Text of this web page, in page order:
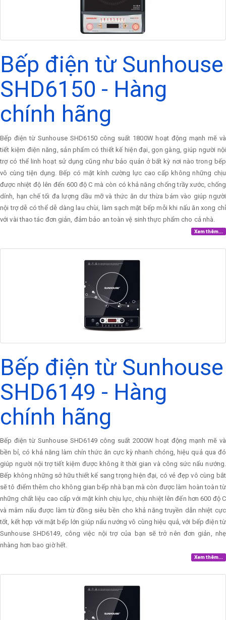
Bếp điện từ Sunhouse
SHD6150 - Hàng
chính hãng
Bếp điện từ Sunhouse SHD6150 công suất 1800W hoạt động mạnh mẽ và
tiết kiệm điện năng, sản phẩm có thiết kế hiện đại, gọn gàng, giúp người nội
trợ có thể linh hoạt sử dụng cũng như bảo quản ở bất kỳ nơi nào trong bếp
vô cùng tiện dụng. Bếp có mặt kính cường lực cao cấp không những chịu
được nhiệt độ lên đến 600 độ C mà còn có khả năng chống trầy xước, chống
dính, hạn chế tối đa lượng dầu mỡ và thức ăn dư thừa bám vào giúp người
nội trợ dễ có thể dễ dàng lau chùi, làm sạch mặt bếp mỗi khi nấu ăn xong chỉ
với vài thao tác đơn giản, đảm bảo an toàn vệ sinh thực phẩm cho cả nhà.
Xem thêm...
Bếp điện từ Sunhouse
SHD6149 - Hàng
chính hãng
Bếp điện từ Sunhouse SHD6149 công suất 2000W hoạt động mạnh mẽ và
bền bỉ, có khả năng làm chín thức ăn cực kỳ nhanh chóng, hiệu quả qua đó
giúp người nội trợ tiết kiệm được không ít thời gian và công sức nấu nướng.
Bếp không những sở hữu thiết kế sang trọng hiện đại, có vẻ đẹp vô cùng bắt
sẽ tô điểm thêm cho không gian bếp nhà bạn mà còn được làm hoàn toàn từ
những chất liệu cao cấp với mặt kính chịu lực, chịu nhiệt lên đến hơn 600 độ C
và mâm nấu được làm từ đồng siêu bền cho khả năng truyền dẫn nhiệt cực
tốt, kết hợp với mặt bếp lớn giúp nấu nướng vô cùng hiệu quả, với bếp điện từ
Sunhouse SHD6149, công việc nội trợ của bạn sẽ trở nên đơn giản, nhẹ
nhàng hơn bao giờ hết.
Xem thêm...